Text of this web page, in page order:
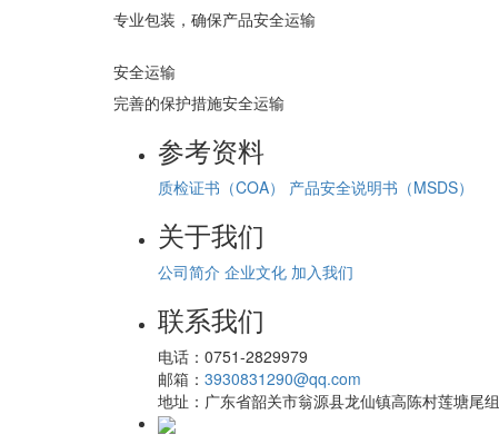
专业包装，确保产品安全运输
安全运输
完善的保护措施安全运输
参考资料
质检证书（COA） 产品安全说明书（MSDS）
关于我们
公司简介 企业文化 加入我们
联系我们
电话： 0751-2829979
邮箱： 3930831290@qq.com
地址： 广东省韶关市翁源县龙仙镇高陈村莲塘尾组